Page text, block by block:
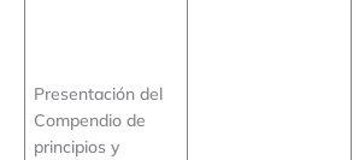
Presentación del
Compendio de
principios y